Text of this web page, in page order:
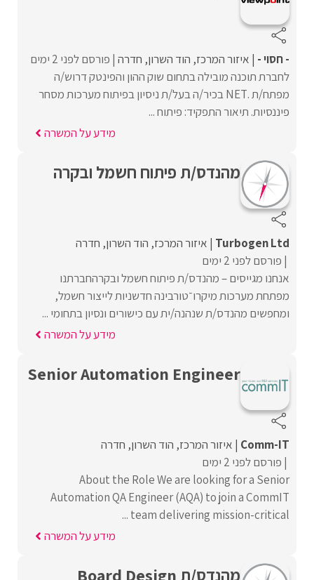
- חסוי - איזור המרכז הוד השרון חדרה פורסם לפני 2 ימים
לחברת תוכנה מובילה בתחום שוק ההון והפינטק דרוש/ה
מפתח/ת .NET בכיר/ה בעל/ת ניסיון בפיתוח מערכות מסחר
פיננסיות. תיאור התפקיד: פיתוח ...
מידע על המשרה
מהנדס/ת פיתוח חשמל ובקרה
Turbogen Ltd איזור המרכז הוד השרון חדרה
פורסם לפני 2 ימים
אנחנו מגייסים – מהנדס/ת פיתוח חשמל ובקרהחברתנו
מפתחת מערכות מיקרו־טורבינה חדשניות לייצור חשמל,
ומחפשים מהנדס/ת שנהנה/ית עם כישורים ונסיון בתחומי ...
מידע על המשרה
Senior Automation Engineer
Comm-IT איזור המרכז הוד השרון חדרה
פורסם לפני 2 ימים
About the Role We are looking for a Senior
Automation QA Engineer (AQA) to join a CommIT
team delivering mission-critical ...
מידע על המשרה
מהנדס/ת Board Design